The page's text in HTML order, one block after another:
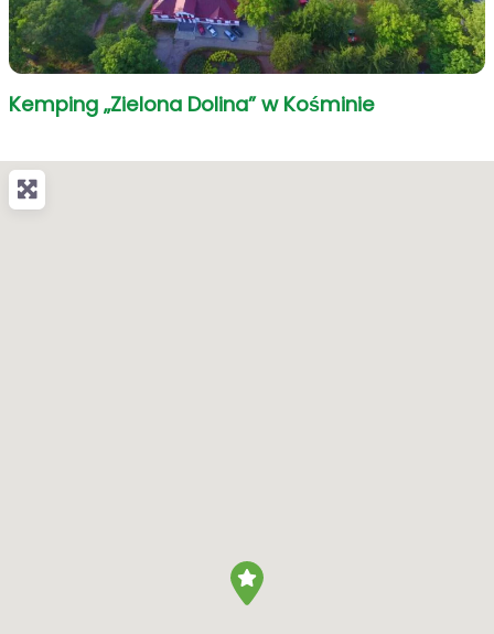
Kemping „Zielona Dolina” w Kośminie